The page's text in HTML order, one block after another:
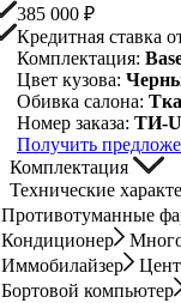
385 000 ₽
Кредитная ставка
Комплектация:
Цвет кузова:
Обивка салона:
Номер заказа: ТИ-
Получить
Комплектация
Технические
Противотуманные
Кондиционер
Иммобилайзер
Бортовой компьютер